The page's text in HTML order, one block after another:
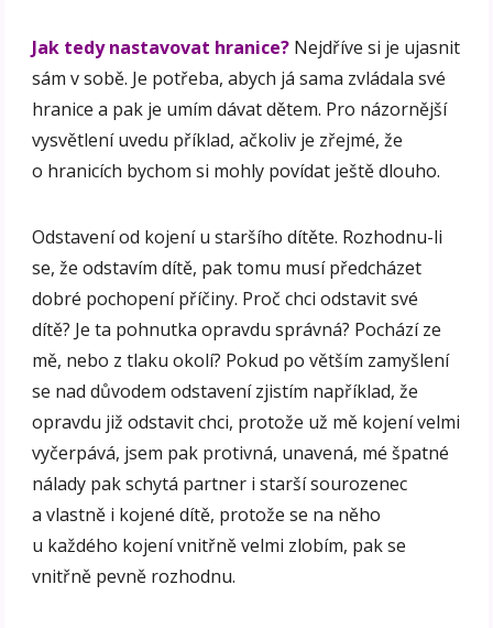
Jak tedy nastavovat hranice? Nejdříve si je ujasnit
sám v sobě. Je potřeba, abych já sama zvládala své
hranice a pak je umím dávat dětem. Pro názornější
vysvětlení uvedu příklad, ačkoliv je zřejmé, že
o hranicích bychom si mohly povídat ještě dlouho.
Odstavení od kojení u staršího dítěte. Rozhodnu-li
se, že odstavím dítě, pak tomu musí předcházet
dobré pochopení příčiny. Proč chci odstavit své
dítě? Je ta pohnutka opravdu správná? Pochází ze
mě, nebo z tlaku okolí? Pokud po větším zamyšlení
se nad důvodem odstavení zjistím například, že
opravdu již odstavit chci, protože už mě kojení velmi
vyčerpává, jsem pak protivná, unavená, mé špatné
nálady pak schytá partner i starší sourozenec
a vlastně i kojené dítě, protože se na něho
u každého kojení vnitřně velmi zlobím, pak se
vnitřně pevně rozhodnu.